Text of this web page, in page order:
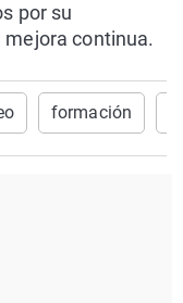
por su
continua.
formación